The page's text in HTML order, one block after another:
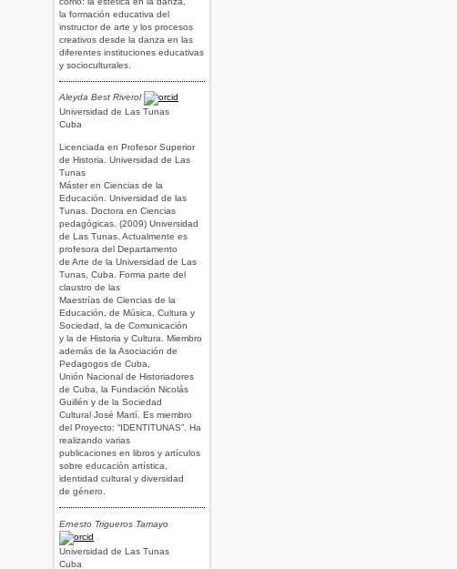
la formación educativa del
instructor de arte y los procesos
creativos desde la danza en las
diferentes instituciones educativas
y socioculturales.
Aleyda Best Riverol
Universidad de Las Tunas
Cuba
Licenciada en Profesor Superior
de Historia. Universidad de Las
Tunas
Máster en Ciencias de la
Educación. Universidad de las
Tunas. Doctora en Ciencias
pedagógicas. (2009) Universidad
de Las Tunas. Actualmente es
profesora del Departamento
de Arte de la Universidad de Las
Tunas, Cuba. Forma parte del
claustro de las
Maestrías de Ciencias de la
Educación, de Música, Cultura y
Sociedad, la de Comunicación
y la de Historia y Cultura. Miembro
además de la Asociación de
Pedagogos de Cuba,
Unión Nacional de Historiadores
de Cuba, la Fundación Nicolás
Guillén y de la Sociedad
Cultural José Martí. Es miembro
del Proyecto: “IDENTITUNAS”. Ha
realizando varias
publicaciones en libros y artículos
sobre educación artística,
identidad cultural y diversidad
de género.
Ernesto Trigueros Tamayo
Universidad de Las Tunas
Cuba